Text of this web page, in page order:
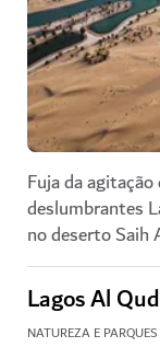
Fuja da
deslumbrantes
no deserto Saih
Lagos Al
NATUREZA E PARQUES